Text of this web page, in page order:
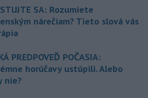
SA: Rozumiete
nárečiam? Tieto slová vás
PREDPOVEĎ POČASIA:
horúčavy ustúpili. Alebo
nie?